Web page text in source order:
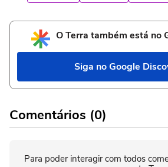
O Terra também está no
Siga no Google
Comentários (0)
Para poder interagir com todos